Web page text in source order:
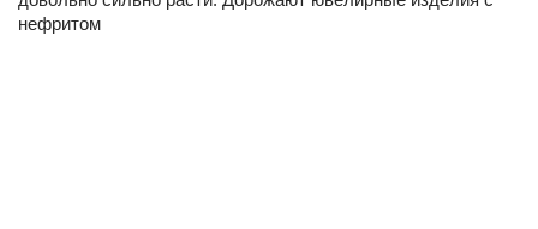
нефритом